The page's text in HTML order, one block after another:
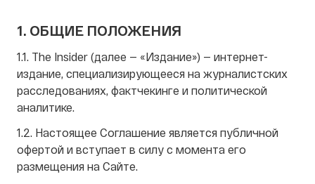
1. ОБЩИЕ ПОЛОЖЕНИЯ
1.1. The Insider (далее — «Издание») — интернет-
издание, специализирующееся на журналистских
расследованиях, фактчекинге и политической
аналитике.
1.2. Настоящее Соглашение является публичной
офертой и вступает в силу с момента его
размещения на Сайте.